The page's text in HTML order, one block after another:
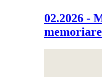
02.2026 -